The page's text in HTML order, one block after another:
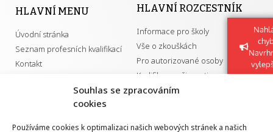
Souhlas se zpracováním
cookies
Používáme cookies k optimalizaci našich webových stránek a našich
HLAVNÍ MENU
Úvodní stránka
Seznam profesních kvalifikací
Kontakt
HLAVNÍ ROZCESTNÍK
Informace pro školy
Vše o zkouškách
Pro autorizované osoby
Kvalifikace a živnosti